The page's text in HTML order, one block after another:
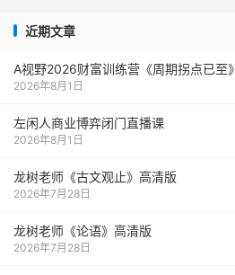
近期文章
A视野2026财富训练营《周期拐点已至》
2026年8月1日
左闲人商业博弈闭门直播课
2026年8月1日
龙树老师《古文观止》高清版
2026年7月28日
龙树老师《论语》高清版
2026年7月28日